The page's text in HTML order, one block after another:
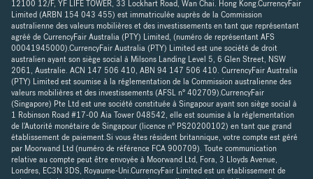
12100 12/F, YF LIFE TOWER, 33 Lockhart Road, Wan Chai. Hong Kong.CurrencyFair
Limited (ARBN 154 043 455) est immatriculée auprès de la Commission
australienne des valeurs mobilières et des investissements en tant que représentant
agréé de CurrencyFair Australia (PTY) Limited, (numéro de représentant AFS
00041945000).CurrencyFair Australia (PTY) Limited est une société de droit
australien ayant son siège social à Milsons Landing Level 5, 6 Glen Street, NSW
2061, Australie. ACN 147 506 410, ABN 94 147 506 410. CurrencyFair Australia
(PTY) Limited est soumise à la réglementation de la Commission australienne des
valeurs mobilières et des investissements (AFSL n° 402709).CurrencyFair
(Singapore) Pte Ltd est une société constituée à Singapour ayant son siège social à
1 Robinson Road #17-00 Aia Tower 048542, elle est soumise à la réglementation
de l'Autorité monétaire de Singapour (licence n° PS20200102) en tant que grand
établissement de paiement.Si vous êtes résident britannique, votre compte est géré
par Moorwand Ltd (numéro de référence FCA 900709). Toute communication
relative au compte peut être envoyée à Moorwand Ltd, Fora, 3 Lloyds Avenue,
Londres, EC3N 3DS, Royaume-Uni.CurrencyFair Limited est un établissement de